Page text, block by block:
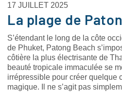
17 JUILLET 2025
La plage de
S’étendant le long de la côte
de Phuket, Patong Beach
côtière la plus électrisante de
beauté tropicale immaculée se
irrépressible pour créer quelque
magique. Il ne s’agit pas